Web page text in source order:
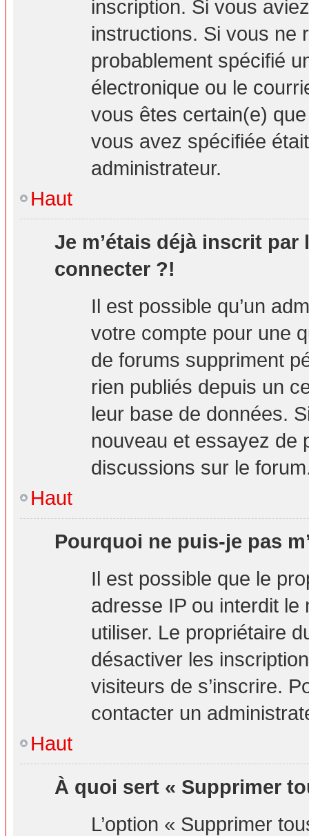
inscription. Si vous
instructions. Si vous ne
probablement spécifié
électronique ou le
vous êtes certain(e)
vous avez spécifiée
administrateur.
Haut
Je m’étais déjà inscrit
connecter ?!
Il est possible qu’un
votre compte pour une
de forums suppriment
rien publiés depuis un
leur base de données.
nouveau et essayez de
discussions sur le
Haut
Pourquoi ne puis-je pas
Il est possible que le
adresse IP ou interdit le
utiliser. Le propriétaire
désactiver les
visiteurs de s’inscrire.
contacter un
Haut
À quoi sert « Supprimer
L’option « Supprimer